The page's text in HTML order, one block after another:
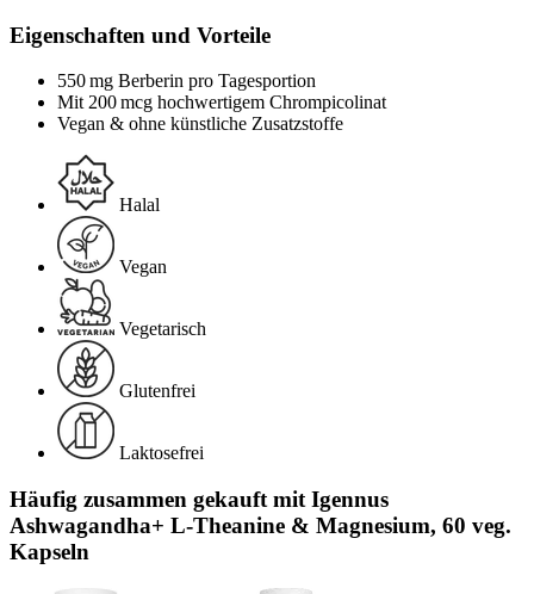
Eigenschaften und Vorteile
550 mg Berberin pro Tagesportion
Mit 200 mcg hochwertigem Chrompicolinat
Vegan & ohne künstliche Zusatzstoffe
Halal
Vegan
Vegetarisch
Glutenfrei
Laktosefrei
Häufig zusammen gekauft mit Igennus
Ashwagandha+ L-Theanine & Magnesium, 60 veg.
Kapseln